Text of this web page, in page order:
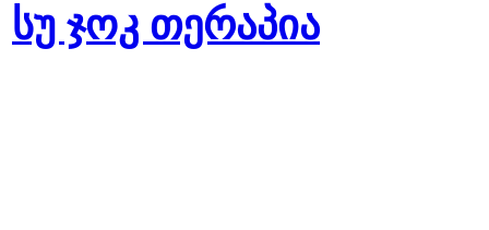
სუ ჯოკ თერაპია